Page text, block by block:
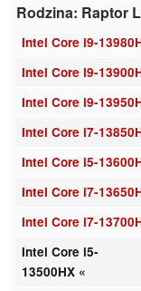
Rodzina: Raptor
Intel Core i9-
Intel Core i9-
Intel Core i9-
Intel Core i7-
Intel Core i5-
Intel Core i7-
Intel Core i7-
Intel Core i5-
13500HX «